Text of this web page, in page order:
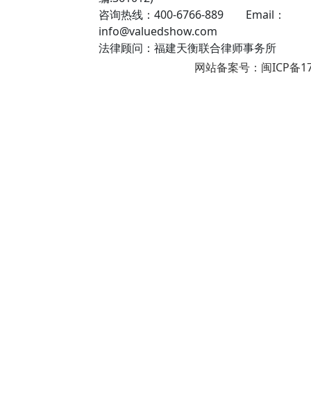
咨询热线：400-6766-889 Email：
info@valuedshow.com
法律顾问：福建天衡联合律师事务所
网站备案号：闽ICP备